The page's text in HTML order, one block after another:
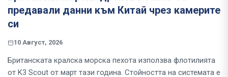
предавали данни към Китай чрез камерите
си
10 Август, 2026
Британската кралска морска пехота използва флотилията
от K3 Scout от март тази година. Стойността на системата е